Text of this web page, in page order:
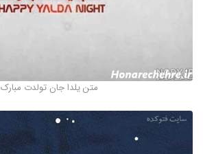
متن یلدا جان تولدت مبارک